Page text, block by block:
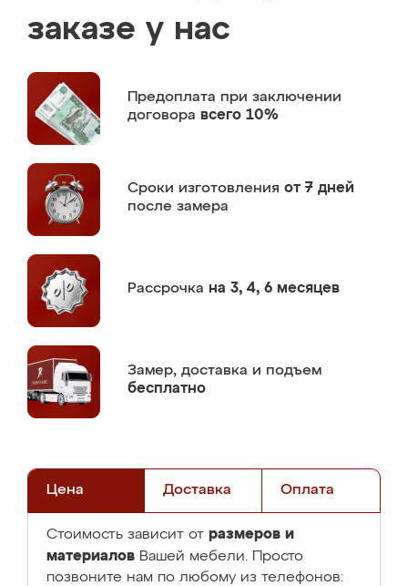
заказе у нас
Предоплата при заключении
договора всего 10%
Сроки изготовления от 7 дней
после замера
Рассрочка на 3, 4, 6 месяцев
Замер, доставка и подъем
бесплатно
Цена Доставка Оплата
Стоимость зависит от размеров и
материалов Вашей мебели. Просто
позвоните нам по любому из телефонов: